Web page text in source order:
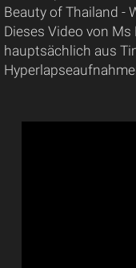
Beauty of Thailand -
Dieses Video von
hauptsächlich aus